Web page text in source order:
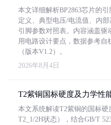
本文详细解析BP2863芯片的
定义、典型电压/电流值、内
引脚参数对照表。内容涵盖驱
用电路设计要点，数据参考自
（版本V1.2）。
2026年8月4日
T2紫铜国标硬度及力学性
本文系统解读T2紫铜的国标硬
T2_1/2H状态），结合GB/T